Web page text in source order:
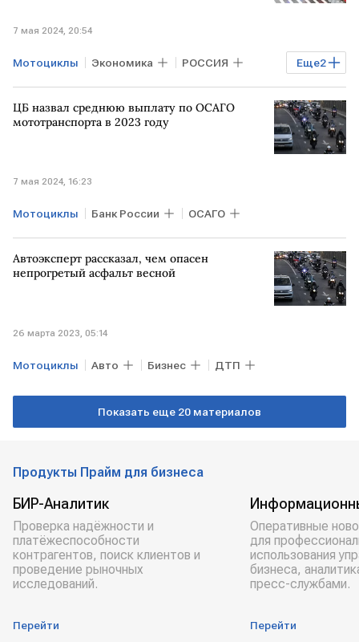
7 мая 2024, 20:54
Еще2
Мотоциклы Экономика РОССИЯ
Aurus президент России
ЦБ назвал среднюю выплату по ОСАГО
мототранспорта в 2023 году
7 мая 2024, 16:23
Мотоциклы Банк России ОСАГО
Автоэксперт рассказал, чем опасен
непрогретый асфальт весной
26 марта 2023, 05:14
Мотоциклы Авто Бизнес ДТП
Показать еще 20 материалов
Продукты Прайм для бизнеса
БИР-Аналитик
Проверка надёжности и
платёжеспособности
контрагентов, поиск клиентов и
проведение рыночных
исследований.
Перейти
Оперативные
для
использования
бизнеса,
пресс-службами.
Перейти